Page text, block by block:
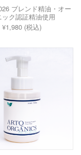
ブレンド精油・オー
ック認証精油使用
¥1,980 (税込)